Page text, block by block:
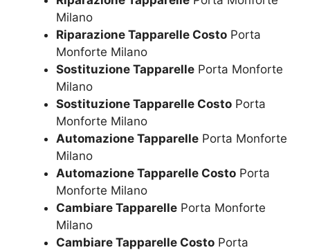
Milano
Riparazione Tapparelle Costo Porta
Monforte Milano
Sostituzione Tapparelle Porta Monforte
Milano
Sostituzione Tapparelle Costo Porta
Monforte Milano
Automazione Tapparelle Porta Monforte
Milano
Automazione Tapparelle Costo Porta
Monforte Milano
Cambiare Tapparelle Porta Monforte
Milano
Cambiare Tapparelle Costo Porta